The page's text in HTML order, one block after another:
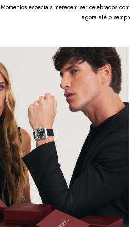
Momentos especiais merecem ser celebrados
agora até o